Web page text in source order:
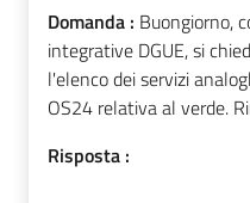
Domanda : Buongiorno,
integrative DGUE, si
l'elenco dei servizi
OS24 relativa al verde.
Risposta :